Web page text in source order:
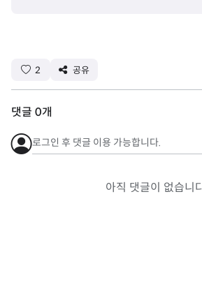
2 공유
댓글 0개
로그인 후 댓글 이용 가능합니다.
아직 댓글이 없습니